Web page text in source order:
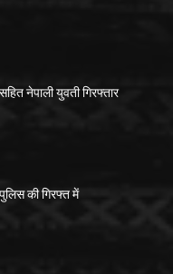
नेपाली युवती गिरफ्तार
की गिरफ्त में